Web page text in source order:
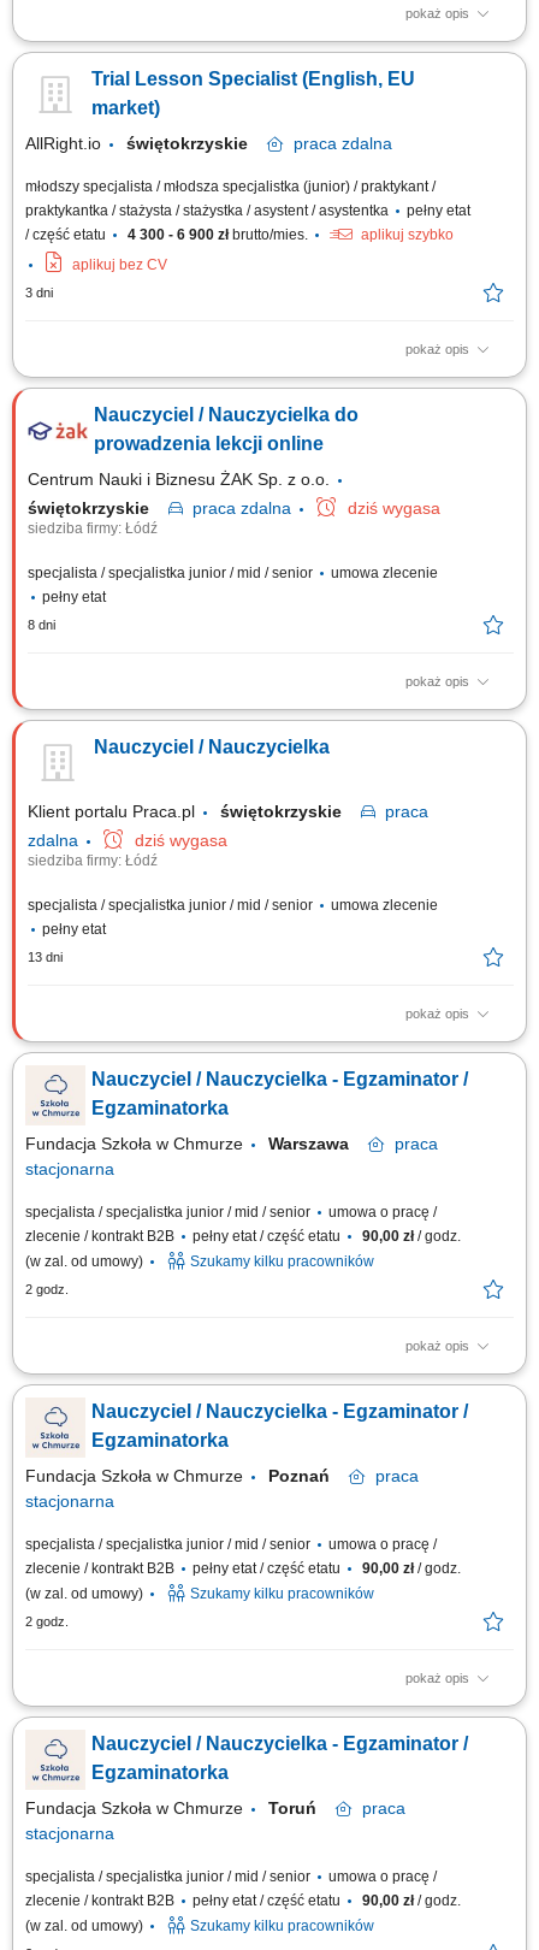
pokaż opis
Opis stanowiska: Prowadzenie prywatnych lekcji i korepetycji w Polsce.
sport, wellness). Łączenie się z uczniami za pośrednictwem największej
na świecie platformy edukacyjnej. Dzielenie się swoją wiedzą i pasją z
Trial Lesson Specialist (English, EU
market)
AllRight.io świętokrzyskie praca zdalna
młodszy specjalista / młodsza specjalistka (junior) / praktykant /
praktykantka / stażysta / stażystka / asystent / asystentka
pełny etat
/ część etatu
4 300 - 6 900 złbrutto/mies.
aplikuj szybko
aplikuj bez CV
3 dni
pokaż opis
Things you’ll take care of: Conduct trial lessons (30 minutes) Assess the
parents make a purchase decision; Work with scripts (with flexibility)
Nauczyciel / Nauczycielka do
prowadzenia lekcji online
Centrum Nauki i Biznesu ŻAK Sp. z o.o.
świętokrzyskie
praca zdalna dziś wygasa
siedziba firmy: Łódź
specjalista / specjalistka junior / mid / senior
umowa zlecenie
pełny etat
8 dni
pokaż opis
Poszukujemy nauczyciela/ki do prowadzenia lekcji online dla uczniów
online dla uczniów klas 7–8 (j. polski / matematyka / j. angielski) Opis
stanowiska: Poszukujemy studentów ostatnich lat do prowadzenia
Nauczyciel / Nauczycielka
Klient portalu Praca.pl świętokrzyskie
praca
zdalna
dziś wygasa
siedziba firmy: Łódź
specjalista / specjalistka junior / mid / senior
umowa zlecenie
pełny etat
13 dni
pokaż opis
Prowadzenie regularnych indywidualnych oraz grupowych lekcji online
dla uczniów klas 7-8 na platformie; Realizacja dyżurów edukacyjnych 1:1
w czasie rzeczywistym z wybranego przedmiotu (j. polski, matematyka lub
j. angielski) Przygotowywanie planów dostępności, angażujących
materiałów...
Nauczyciel / Nauczycielka - Egzaminator /
Egzaminatorka
Fundacja Szkoła w Chmurze Warszawa
praca
stacjonarna
specjalista / specjalistka junior / mid / senior
umowa o pracę /
zlecenie / kontrakt B2B
pełny etat / część etatu 90,00 zł/ godz.
(w zal. od umowy)
Szukamy kilku pracowników
2 godz.
pokaż opis
Twój zakres obowiązków: stacjonarne przeprowadzanie egzaminów
ustnych i pisemnych dla uczniów naszej szkoły, dbanie o spokojną i
wspierającą atmosferę podczas egzaminów na żywo, czuwanie nad
prawidłowym przebiegiem egzaminów, uzupełnianie dokumentacji
egzaminacyjnej, współpraca z...
Nauczyciel / Nauczycielka - Egzaminator /
Egzaminatorka
Fundacja Szkoła w Chmurze Poznań
praca
stacjonarna
specjalista / specjalistka junior / mid / senior
umowa o pracę /
zlecenie / kontrakt B2B
pełny etat / część etatu 90,00 zł/ godz.
(w zal. od umowy)
Szukamy kilku pracowników
2 godz.
pokaż opis
Twój zakres obowiązków: stacjonarne przeprowadzanie egzaminów
ustnych i pisemnych dla uczniów naszej szkoły, dbanie o spokojną i
wspierającą atmosferę podczas egzaminów na żywo, czuwanie nad
prawidłowym przebiegiem egzaminów, uzupełnianie dokumentacji
egzaminacyjnej, współpraca z...
Nauczyciel / Nauczycielka - Egzaminator /
Egzaminatorka
Fundacja Szkoła w Chmurze Toruń
praca
stacjonarna
specjalista / specjalistka junior / mid / senior
umowa o pracę /
zlecenie / kontrakt B2B
pełny etat / część etatu 90,00 zł/ godz.
(w zal. od umowy)
Szukamy kilku pracowników